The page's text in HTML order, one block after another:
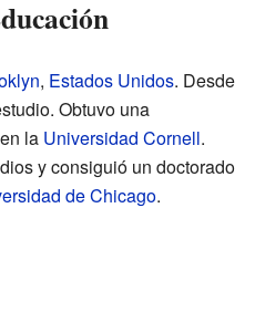
, Estados Unidos. Desde
Obtuvo una
en la Universidad Cornell.
y consiguió un doctorado
de Chicago.